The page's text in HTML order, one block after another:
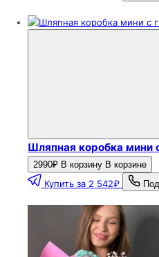
Шляпная коробка мини
2990₽ В корзину В корзине
Купить за 2 542₽